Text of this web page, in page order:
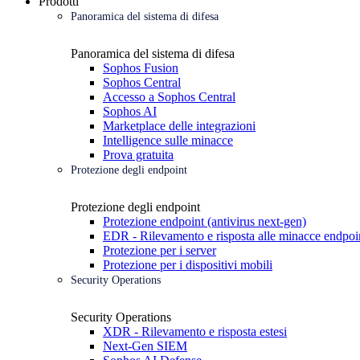
Panoramica del sistema di difesa
Panoramica del sistema di difesa
Sophos Fusion
Sophos Central
Accesso a Sophos Central
Sophos AI
Marketplace delle integrazioni
Intelligence sulle minacce
Prova gratuita
Protezione degli endpoint
Protezione degli endpoint
Protezione endpoint (antivirus next-gen)
EDR - Rilevamento e risposta alle minacce
Protezione per i server
Protezione per i dispositivi mobili
Security Operations
Security Operations
XDR - Rilevamento e risposta estesi
Next-Gen SIEM